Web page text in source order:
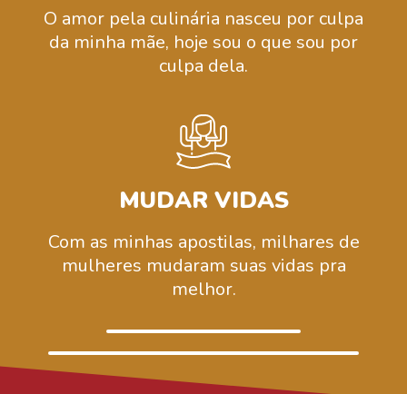
O amor pela culinária nasceu por culpa
da minha mãe, hoje sou o que sou por
culpa dela.
MUDAR VIDAS
Com as minhas apostilas, milhares de
mulheres mudaram suas vidas pra
melhor.